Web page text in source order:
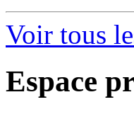
Voir tous
Espace